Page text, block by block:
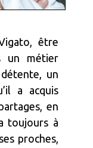
être
un métier
un
a acquis
en
toujours à
proches,